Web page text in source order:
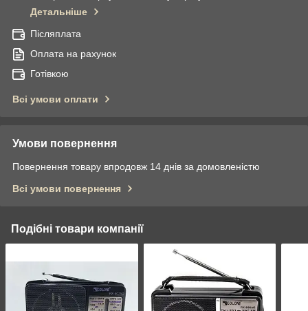
Детальніше
Післяплата
Оплата на рахунок
Готівкою
Всі умови оплати
Умови повернення
Повернення товару впродовж 14 днів за домовленістю
Всі умови повернення
Подібні товари компанії